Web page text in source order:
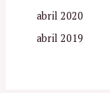
abril 2020
abril 2019